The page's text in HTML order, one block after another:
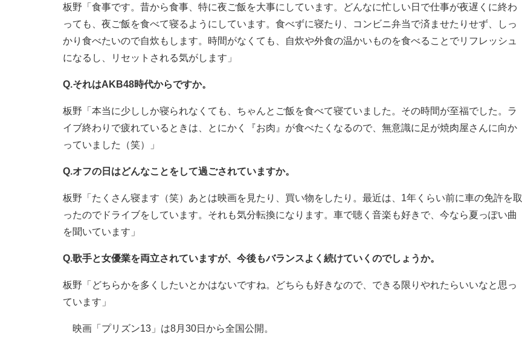
板野「食事です。昔から食事、特に夜ご飯を大事にしています。どんなに忙しい日で仕事が夜遅くに終わ
っても、夜ご飯を食べて寝るようにしています。食べずに寝たり、コンビニ弁当で済ませたりせず、しっ
かり食べたいので自炊もします。時間がなくても、自炊や外食の温かいものを食べることでリフレッシュ
になるし、リセットされる気がします」
Q.それはAKB48時代からですか。
板野「本当に少ししか寝られなくても、ちゃんとご飯を食べて寝ていました。その時間が至福でした。ラ
イブ終わりで疲れているときは、とにかく『お肉』が食べたくなるので、無意識に足が焼肉屋さんに向か
っていました（笑）」
Q.オフの日はどんなことをして過ごされていますか。
板野「たくさん寝ます（笑）あとは映画を見たり、買い物をしたり。最近は、1年くらい前に車の免許を取
ったのでドライブをしています。それも気分転換になります。車で聴く音楽も好きで、今なら夏っぽい曲
を聞いています」
Q.歌手と女優業を両立されていますが、今後もバランスよく続けていくのでしょうか。
板野「どちらかを多くしたいとかはないですね。どちらも好きなので、できる限りやれたらいいなと思っ
ています」
映画「プリズン13」は8月30日から全国公開。